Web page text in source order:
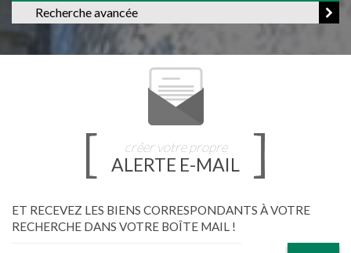
Recherche avancée
créer votre propre
ALERTE E-MAIL
ET RECEVEZ LES BIENS CORRESPONDANTS À VOTRE
RECHERCHE DANS VOTRE BOÎTE MAIL !